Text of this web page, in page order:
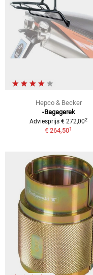
Hepco & Becker
-Bagagerek
Adviesprijs € 272,002
€ 264,501